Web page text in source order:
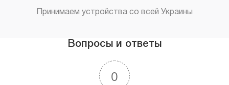
Принимаем устройства со всей Украины
Вопросы и ответы
0